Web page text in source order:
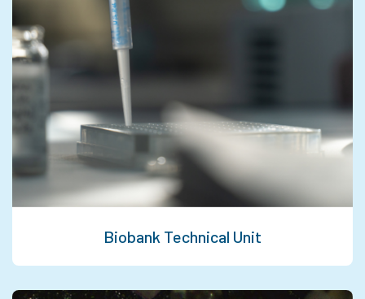
Biobank Technical Unit